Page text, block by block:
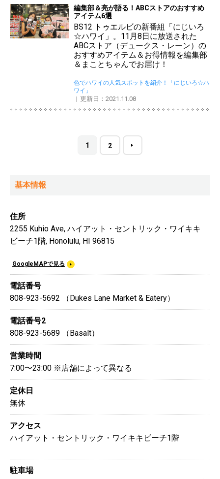
編集部＆亮が語る！ABCストアのおすすめ
アイテム6選
BS12 トゥエルビの新番組「にじいろ
☆ハワイ」。11月8日に放送された
ABCストア（デュークス・レーン）の
おすすめアイテム＆お得情報を編集部
＆まことちゃんでお届け！
色でハワイの人気スポットを紹介！「にじいろ☆ハ
ワイ」
更新日：2021.11.08
1 2
基本情報
住所
2255 Kuhio Ave, ハイアット・セントリック・ワイキキ
ビーチ1階, Honolulu, HI 96815
GoogleMAPで見る
電話番号
808-923-5692 （Dukes Lane Market & Eatery）
電話番号2
808-923-5689 （Basalt）
営業時間
7:00〜23:00 ※店舗によって異なる
定休日
無休
アクセス
ハイアット・セントリック・ワイキキビーチ1階
駐車場